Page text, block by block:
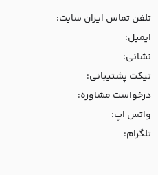
تلفن تماس ایران سایت:
ایمیل:
نشانی:
تیکت پشتیبانی:
درخواست مشاوره:
واتس اپ:
تلگرام: